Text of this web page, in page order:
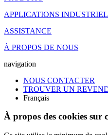
APPLICATIONS
ASSISTANCE
À PROPOS DE NOUS
navigation
NOUS CONTACTER
TROUVER UN
Français
À propos des cookies sur